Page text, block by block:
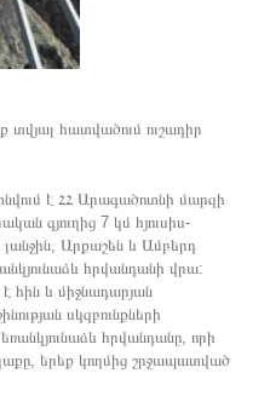
տվյալ հատվածում ուշադիր
է ՀՀ Արագածոտնի մարզի
գյուղից 7 կմ հյուսիս-
Արքաշեն և Ամբերդ
հրվանդանի վրա:
հին և միջնադարյան
սկզբունքների
հրվանդանը, որի
երեք կողմից շրջապատված